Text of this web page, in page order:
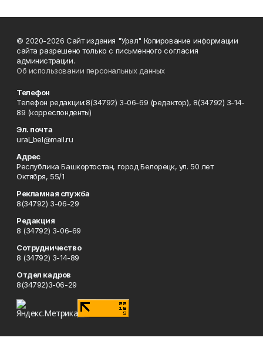
© 2020-2026 Сайт издания "Урал" Копирование информации
сайта разрешено только с письменного согласия
администрации.
Об использовании персональных данных
Телефон
Телефон редакции:8(34792) 3-06-69 (редактор), 8(34792) 3-14-
89 (корреспонденты)
Эл. почта
ural_bel@mail.ru
Адрес
Республика Башкортостан, город Белорецк, ул. 50 лет
Октября, 55/1
Рекламная служба
8(34792) 3-06-29
Редакция
8 (34792) 3-06-69
Сотрудничество
8 (34792) 3-14-89
Отдел кадров
8(34792)3-06-29